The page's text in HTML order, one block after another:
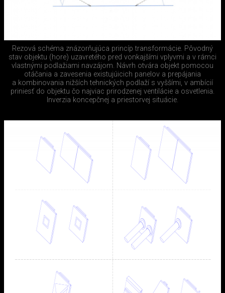
Rezová schéma znázorňujúca princíp transformácie. Pôvodný
stav objektu (hore) uzavretého pred vonkajšími vplyvmi a v rámci
vlastnými podlažiami navzájom. Návrh otvára objekt pomocou
otáčania a zavesenia existujúicich panelov a prepájania
a kombinovania nižších tehnických podlaží s vyššími, v ambícií
priniesť do objektu čo najviac prirodzenej ventilácie a osvetlenia.
Inverzia koncepčnej a priestorvej situácie.